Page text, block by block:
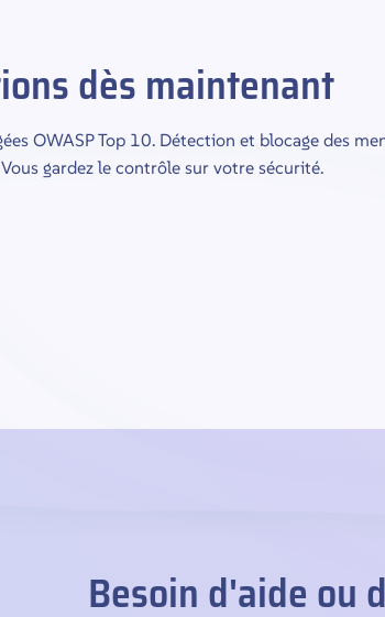
dès maintenant
OWASP Top 10. Détection et blocage des
gardez le contrôle sur votre sécurité.
Besoin d'aide ou